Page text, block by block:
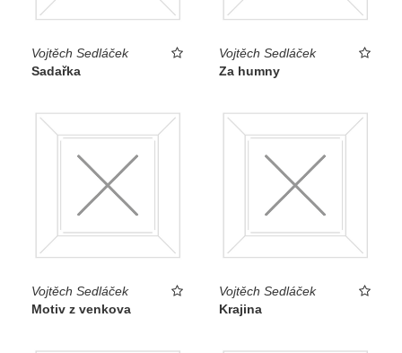
Vojtěch Sedláček
Sadařka
Vojtěch Sedláček
Za humny
Vojtěch Sedláček
Motiv z venkova
Vojtěch Sedláček
Krajina